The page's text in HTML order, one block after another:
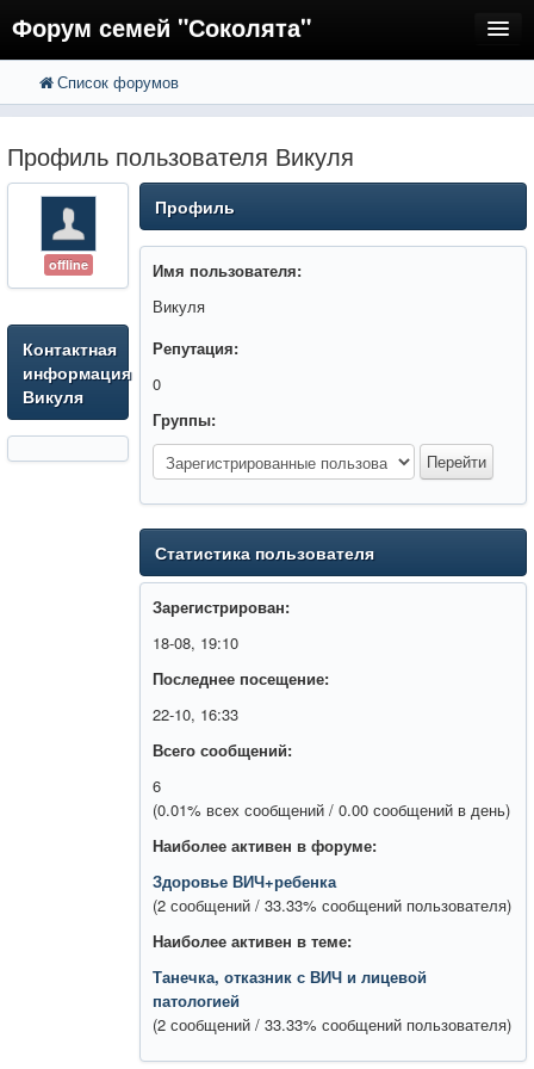
Форум семей "Соколята"
FAQ
Регистрация
Вход
Список форумов
Профиль пользователя Викуля
offline
Контактная
информация
Викуля
Профиль
Имя пользователя:
Викуля
Репутация:
0
Группы:
Статистика пользователя
Зарегистрирован:
18-08, 19:10
Последнее посещение:
22-10, 16:33
Всего сообщений:
6
(0.01% всех сообщений / 0.00 сообщений в день)
Наиболее активен в форуме:
Здоровье ВИЧ+ребенка
(2 сообщений / 33.33% сообщений пользователя)
Наиболее активен в теме:
Танечка, отказник с ВИЧ и лицевой
патологией
(2 сообщений / 33.33% сообщений пользователя)